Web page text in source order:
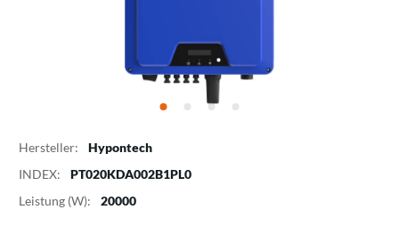
Hersteller:
Hypontech
INDEX:
PT020KDA002B1PL0
Leistung (W):
20000